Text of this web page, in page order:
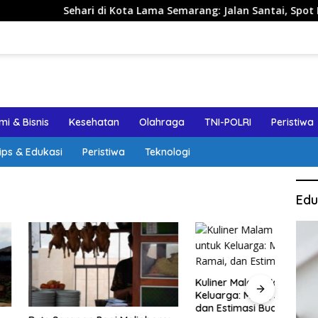
Sehari di Kota Lama Semarang: Jalan Santai, Spot Foto, dan
& Bisnis Kesehatan Olahraga TNI-POLRI Peristiwa
& Edukasi Peristiwa Teknologi
Kuliner Malam Malioboro untuk
Keluarga: Menu, Jam Ramai,
dan Estimasi Budget